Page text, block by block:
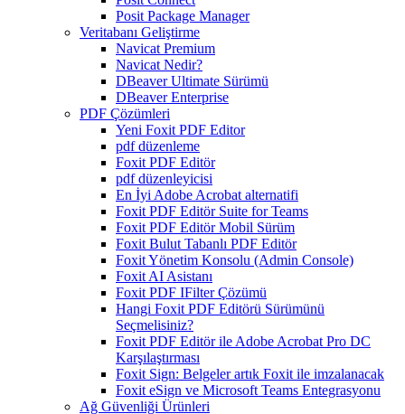
Posit Package Manager
Veritabanı Geliştirme
Navicat Premium
Navicat Nedir?
DBeaver Ultimate Sürümü
DBeaver Enterprise
PDF Çözümleri
Yeni Foxit PDF Editor
pdf düzenleme
Foxit PDF Editör
pdf düzenleyicisi
En İyi Adobe Acrobat alternatifi
Foxit PDF Editör Suite for Teams
Foxit PDF Editör Mobil Sürüm
Foxit Bulut Tabanlı PDF Editör
Foxit Yönetim Konsolu (Admin Console)
Foxit AI Asistanı
Foxit PDF IFilter Çözümü
Hangi Foxit PDF Editörü Sürümünü
Seçmelisiniz?
Foxit PDF Editör ile Adobe Acrobat Pro DC
Karşılaştırması
Foxit Sign: Belgeler artık Foxit ile imzalanacak
Foxit eSign ve Microsoft Teams Entegrasyonu
Ağ Güvenliği Ürünleri